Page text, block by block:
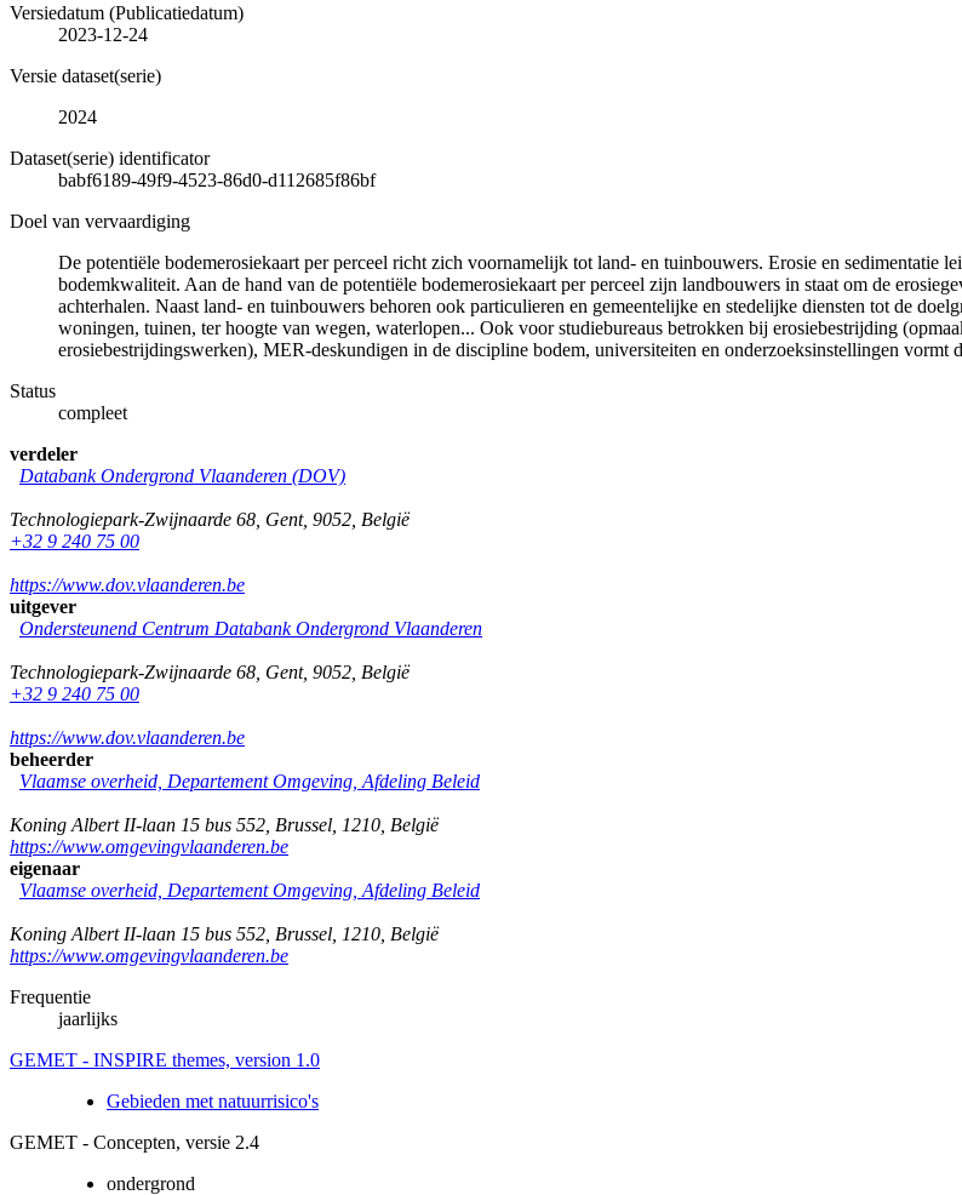
Versiedatum (Publicatiedatum)
2023-12-24
Versie dataset(serie)
2024
Dataset(serie) identificator
babf6189-49f9-4523-86d0-d112685f86bf
Doel van vervaardiging
De potentiële bodemerosiekaart per perceel richt zich voornamelijk tot land- en tuinbouwers. Erosie en sedimentatie
bodemkwaliteit. Aan de hand van de potentiële bodemerosiekaart per perceel zijn landbouwers in staat om de
achterhalen. Naast land- en tuinbouwers behoren ook particulieren en gemeentelijke en stedelijke diensten tot de
woningen, tuinen, ter hoogte van wegen, waterlopen... Ook voor studiebureaus betrokken bij erosiebestrijding
erosiebestrijdingswerken), MER-deskundigen in de discipline bodem, universiteiten en onderzoeksinstellingen vormt
Status
compleet
verdeler
Databank Ondergrond Vlaanderen (DOV)
Technologiepark-Zwijnaarde 68 Gent, 9052 België
+32 9 240 75 00
https://www.dov.vlaanderen.be
uitgever
Ondersteunend Centrum Databank Ondergrond Vlaanderen
Technologiepark-Zwijnaarde 68 Gent, 9052 België
+32 9 240 75 00
https://www.dov.vlaanderen.be
beheerder
Vlaamse overheid, Departement Omgeving, Afdeling Beleid
Koning Albert II-laan 15 bus 552 Brussel 1210 België
https://www.omgevingvlaanderen.be
eigenaar
Vlaamse overheid, Departement Omgeving, Afdeling Beleid
Koning Albert II-laan 15 bus 552 Brussel 1210 België
https://www.omgevingvlaanderen.be
Frequentie
jaarlijks
GEMET - INSPIRE themes, version 1.0
Gebieden met natuurrisico's
GEMET - Concepten, versie 2.4
ondergrond